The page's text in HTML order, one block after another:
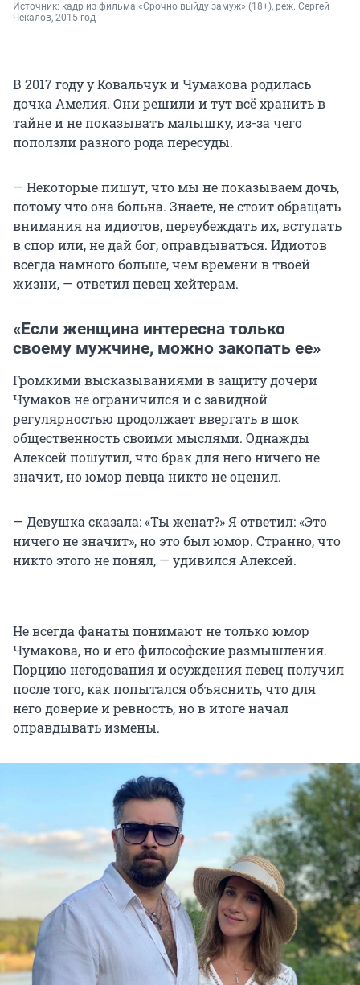
Источник: кадр из фильма «Срочно выйду замуж» (18+), реж. Сергей
Чекалов, 2015 год
В 2017 году у Ковальчук и Чумакова родилась
дочка Амелия. Они решили и тут всё хранить в
тайне и не показывать малышку, из-за чего
поползли разного рода пересуды.
— Некоторые пишут, что мы не показываем дочь,
потому что она больна. Знаете, не стоит обращать
внимания на идиотов, переубеждать их, вступать
в спор или, не дай бог, оправдываться. Идиотов
всегда намного больше, чем времени в твоей
жизни, — ответил певец хейтерам.
«Если женщина интересна только
своему мужчине, можно закопать ее»
Громкими высказываниями в защиту дочери
Чумаков не ограничился и с завидной
регулярностью продолжает ввергать в шок
общественность своими мыслями. Однажды
Алексей пошутил, что брак для него ничего не
значит, но юмор певца никто не оценил.
— Девушка сказала: «Ты женат?» Я ответил: «Это
ничего не значит», но это был юмор. Странно, что
никто этого не понял, — удивился Алексей.
Не всегда фанаты понимают не только юмор
Чумакова, но и его философские размышления.
Порцию негодования и осуждения певец получил
после того, как попытался объяснить, что для
него доверие и ревность, но в итоге начал
оправдывать измены.